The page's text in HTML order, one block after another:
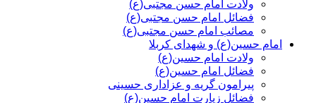
ولادت امام حسن مجتبی(ع)
فضائل امام حسن مجتبی(ع)
مصائب امام حسن مجتبی(ع)
امام حسین(ع) و شهدای کربلا
ولادت امام حسین(ع)
فضائل امام حسین(ع)
پیرامون گریه و عزاداری حسینی
فضائل زیارت امام حسین(ع)